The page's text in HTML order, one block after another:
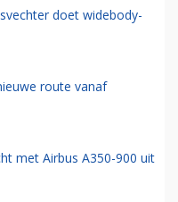
doet widebody-
route vanaf
met Airbus A350-900 uit